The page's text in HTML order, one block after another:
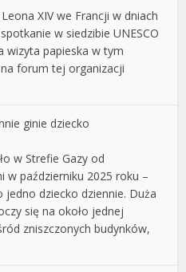
XIV we Francji w dniach
w siedzibie UNESCO
wizyta papieska w tym
forum tej organizacji
ginie dziecko
w Strefie Gazy od
w październiku 2025 roku –
jedno dziecko dziennie. Duża
się na około jednej
zniszczonych budynków,